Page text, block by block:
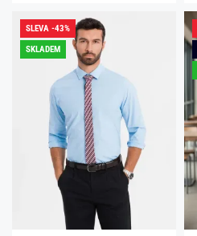
SLEVA -43%
SKLADEM